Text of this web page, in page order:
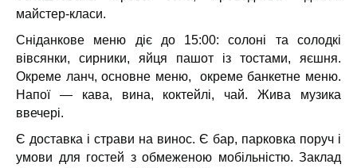
майстер-класи.
Сніданкове меню діє до 15:00: солоні та солодкі
вівсянки, сирники, яйця пашот із тостами, яєшня.
Окреме ланч, основне меню, окреме банкетне меню.
Напої — кава, вина, коктейлі, чай. Жива музика
ввечері.
Є доставка і страви на винос. Є бар, парковка поруч і
умови для гостей з обмеженою мобільністю. Заклад